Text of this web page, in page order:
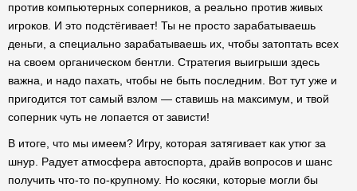
против компьютерных соперников, а реально против живых
игроков. И это подстёгивает! Ты не просто зарабатываешь
деньги, а специально зарабатываешь их, чтобы затоптать всех
на своем органическом бентли. Стратегия выигрыши здесь
важна, и надо пахать, чтобы не быть последним. Вот тут уже и
пригодится тот самый взлом — ставишь на максимум, и твой
соперник чуть не лопается от зависти!
В итоге, что мы имеем? Игру, которая затягивает как утюг за
шнур. Радует атмосфера автоспорта, драйв вопросов и шанс
получить что-то по-крупному. Но косяки, которые могли бы